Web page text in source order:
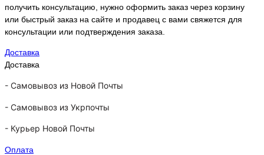
получить консультацию, нужно оформить заказ через корзину
или быстрый заказ на сайте и продавец с вами свяжется для
консультации или подтверждения заказа.
Доставка
Доставка
- Самовывоз из Новой Почты
- Самовывоз из Укрпочты
- Курьер Новой Почты
Оплата